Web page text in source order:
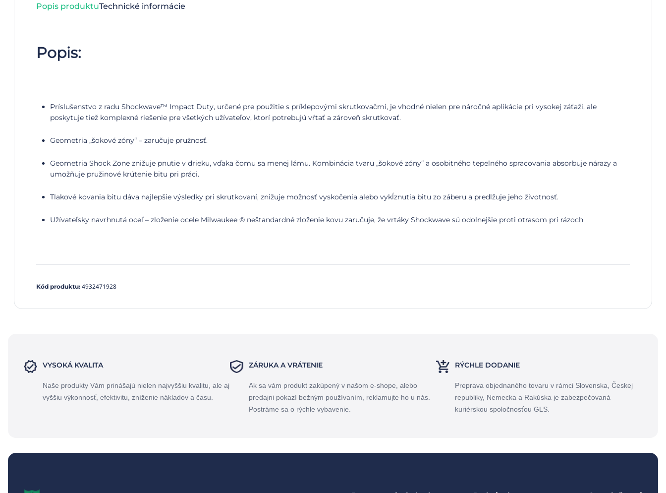
Popis produktuTechnické informácie
Popis:
Príslušenstvo z radu Shockwave™ Impact Duty, určené pre použitie s príklepovými skrutkovačmi, je vhodné nielen pre náročné aplikácie pri vysokej záťaži, ale
poskytuje tiež komplexné riešenie pre všetkých užívateľov, ktorí potrebujú vŕtať a zároveň skrutkovať.
Geometria „šokové zóny“ – zaručuje pružnosť.
Geometria Shock Zone znižuje pnutie v drieku, vďaka čomu sa menej lámu. Kombinácia tvaru „šokové zóny“ a osobitného tepelného spracovania absorbuje nárazy a
umožňuje pružinové krútenie bitu pri práci.
Tlakové kovania bitu dáva najlepšie výsledky pri skrutkovaní, znižuje možnosť vyskočenia alebo vykĺznutia bitu zo záberu a predlžuje jeho životnosť.
Užívateľsky navrhnutá oceľ – zloženie ocele Milwaukee ® neštandardné zloženie kovu zaručuje, že vrtáky Shockwave sú odolnejšie proti otrasom pri rázoch
Kód produktu: 4932471928
VYSOKÁ KVALITA
Naše produkty Vám prinášajú nielen najvyššiu kvalitu, ale aj
vyššiu výkonnosť, efektivitu, zníženie nákladov a času.
ZÁRUKA A VRÁTENIE
Ak sa vám produkt zakúpený v našom e-shope, alebo
predajni pokazí bežným používaním, reklamujte ho u nás.
Postráme sa o rýchle vybavenie.
RÝCHLE DODANIE
Preprava objednaného tovaru v rámci Slovenska, Českej
republiky, Nemecka a Rakúska je zabezpečovaná
kuriérskou spoločnosťou GLS.